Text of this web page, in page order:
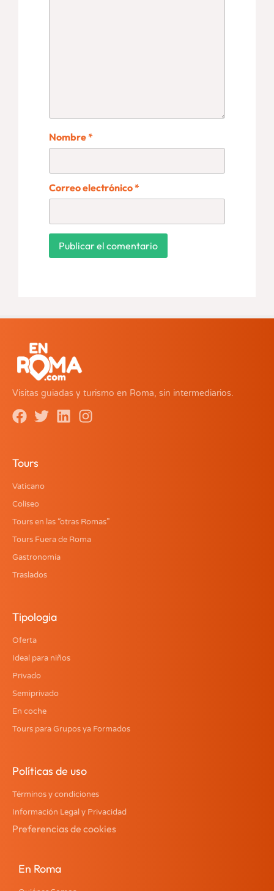
Nombre*
Correo electrónico*
Visitas guiadas y turismo en Roma, sin intermediarios.
Tours
Vaticano
Coliseo
Tours en las “otras Romas”
Tours Fuera de Roma
Gastronomía
Traslados
Tipologia
Oferta
Ideal para niños
Privado
Semiprivado
En coche
Tours para Grupos ya Formados
Políticas de uso
Términos y condiciones
Información Legal y Privacidad
Preferencias de cookies
En Roma